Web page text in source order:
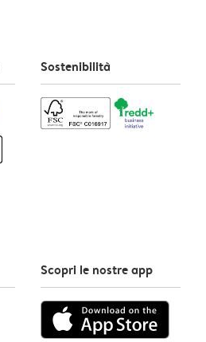
Sostenibilità
Scopri le nostre app